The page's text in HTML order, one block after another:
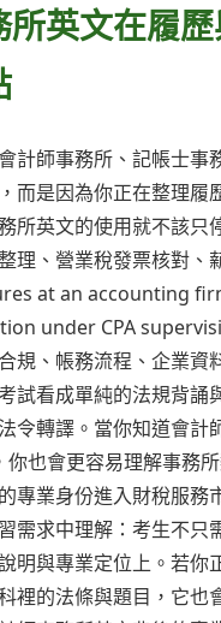
英文在履
計師事務所、記帳士
而是因為你正在整理履
所英文的使用就不該
理、營業稅發票核對
at an accounting
under CPA
規、帳務流程、企業
試看成單純的法規背
令轉譯。當你知道會
也會更容易理解事務
專業身份進入財稅服
需求中理解：考生不
明與專業定位上。若你
裡的法條與題目，它